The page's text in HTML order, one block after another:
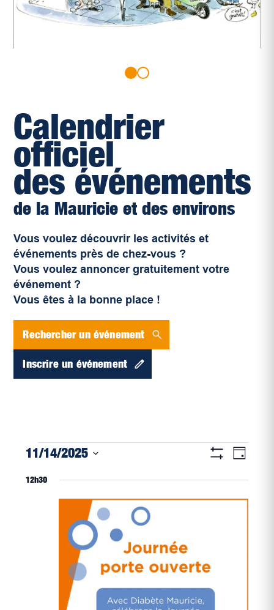
Calendrier
officiel
des événements
de la Mauricie et des environs
Vous voulez découvrir les activités et
événements près de chez-vous ?
Vous voulez annoncer gratuitement votre
événement ?
Vous êtes à la bonne place !
Rechercher un événement
Inscrire un événement
Évènements
for
novembre
Filtres vues
Jour
11/14/2025
une
12h30